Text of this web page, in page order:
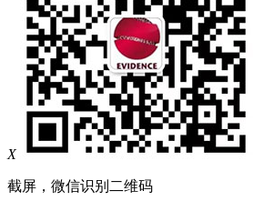
X
截屏，微信识别二维码